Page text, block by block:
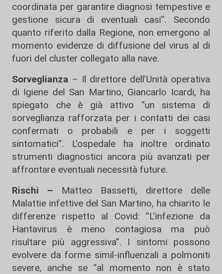
coordinata per garantire diagnosi tempestive e
gestione sicura di eventuali casi”. Secondo
quanto riferito dalla Regione, non emergono al
momento evidenze di diffusione del virus al di
fuori del cluster collegato alla nave.
Sorveglianza – Il direttore dell’Unità operativa
di Igiene del San Martino, Giancarlo Icardi, ha
spiegato che è già attivo “un sistema di
sorveglianza rafforzata per i contatti dei casi
confermati o probabili e per i soggetti
sintomatici”. L’ospedale ha inoltre ordinato
strumenti diagnostici ancora più avanzati per
affrontare eventuali necessità future.
Rischi – Matteo Bassetti, direttore delle
Malattie infettive del San Martino, ha chiarito le
differenze rispetto al Covid: “L’infezione da
Hantavirus è meno contagiosa ma può
risultare più aggressiva”. I sintomi possono
evolvere da forme simil-influenzali a polmoniti
severe, anche se “al momento non è stato